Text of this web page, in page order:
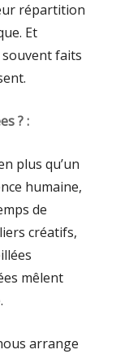
répartition
Et
faits
? :
plus qu’un
humaine,
de
créatifs,
mêlent
arrange